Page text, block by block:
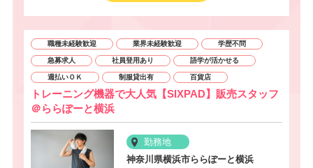
職種未経験歓迎 業界未経験歓迎 学歴不問
急募求人 社員登用あり 語学が活かせる
週払いＯＫ 制服貸出有 百貨店
トレーニング機器で大人気【SIXPAD】販売スタッフ
＠ららぽーと横浜
勤務地
神奈川県横浜市ららぽーと横浜